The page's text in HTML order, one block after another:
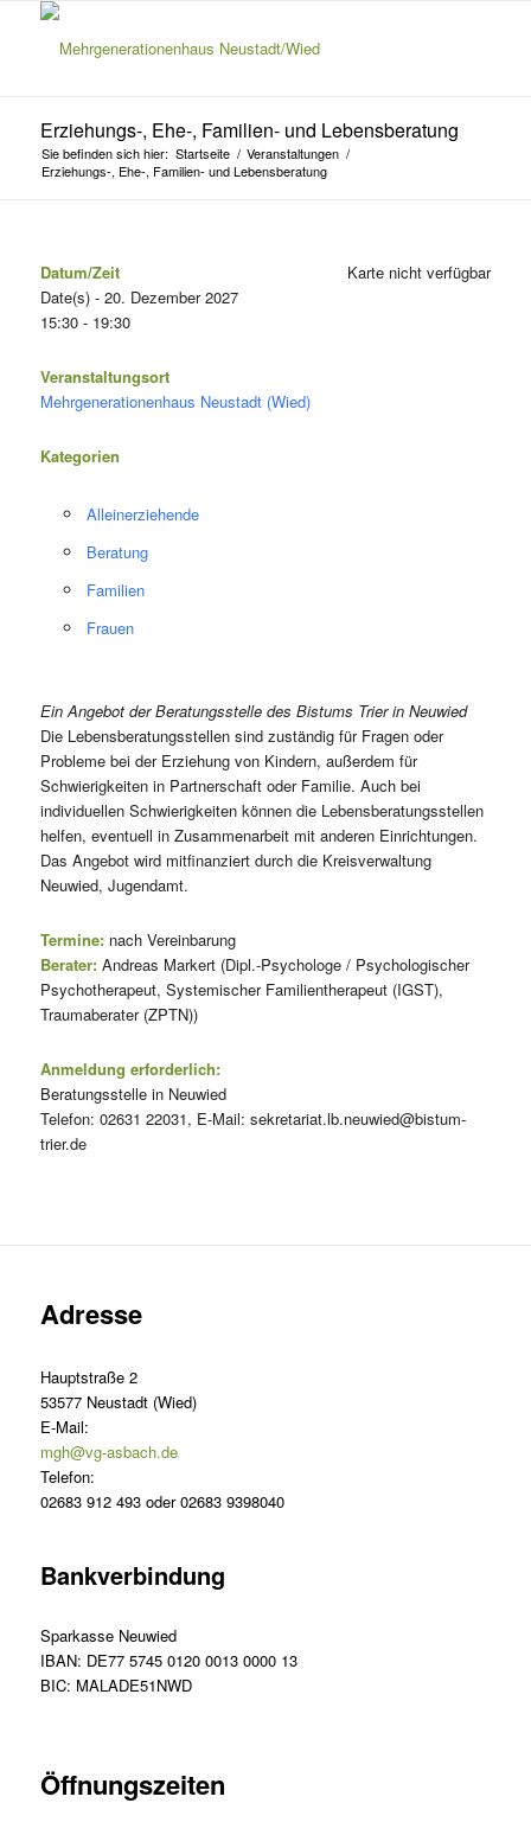
Erziehungs-, Ehe-, Familien- und Lebensberatung
Sie befinden sich hier: Startseite / Veranstaltungen /
Erziehungs-, Ehe-, Familien- und Lebensberatung
Karte nicht verfügbar
Datum/Zeit
Date(s) - 20. Dezember 2027
15:30 - 19:30
Veranstaltungsort
Mehrgenerationenhaus Neustadt (Wied)
Kategorien
Alleinerziehende
Beratung
Familien
Frauen
Ein Angebot der Beratungsstelle des Bistums Trier in Neuwied
Die Lebensberatungsstellen sind zuständig für Fragen oder
Probleme bei der Erziehung von Kindern, außerdem für
Schwierigkeiten in Partnerschaft oder Familie. Auch bei
individuellen Schwierigkeiten können die Lebensberatungsstellen
helfen, eventuell in Zusammenarbeit mit anderen Einrichtungen.
Das Angebot wird mitfinanziert durch die Kreisverwaltung
Neuwied, Jugendamt.
Termine:nach Vereinbarung
Berater:Andreas Markert (Dipl.-Psychologe / Psychologischer
Psychotherapeut, Systemischer Familientherapeut (IGST),
Traumaberater (ZPTN))
Anmeldung erforderlich:
Beratungsstelle in Neuwied
Telefon: 02631 22031, E-Mail: sekretariat.lb.neuwied@bistum-
trier.de
Adresse
Hauptstraße 2
53577 Neustadt (Wied)
E-Mail:
mgh@vg-asbach.de
Telefon:
02683 912 493 oder 02683 9398040
Bankverbindung
Sparkasse Neuwied
IBAN: DE77 5745 0120 0013 0000 13
BIC: MALADE51NWD
Öffnungszeiten